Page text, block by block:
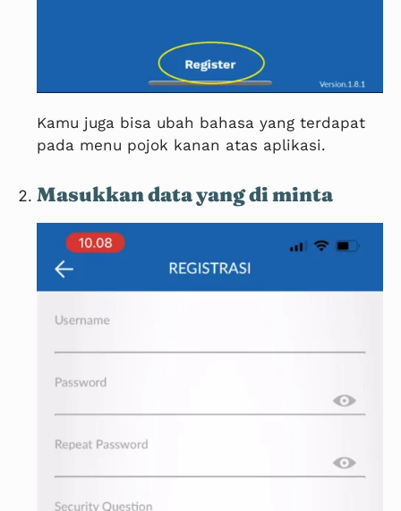
Kamu juga bisa ubah bahasa yang terdapat
pada menu pojok kanan atas aplikasi.
Masukkan data yang di minta